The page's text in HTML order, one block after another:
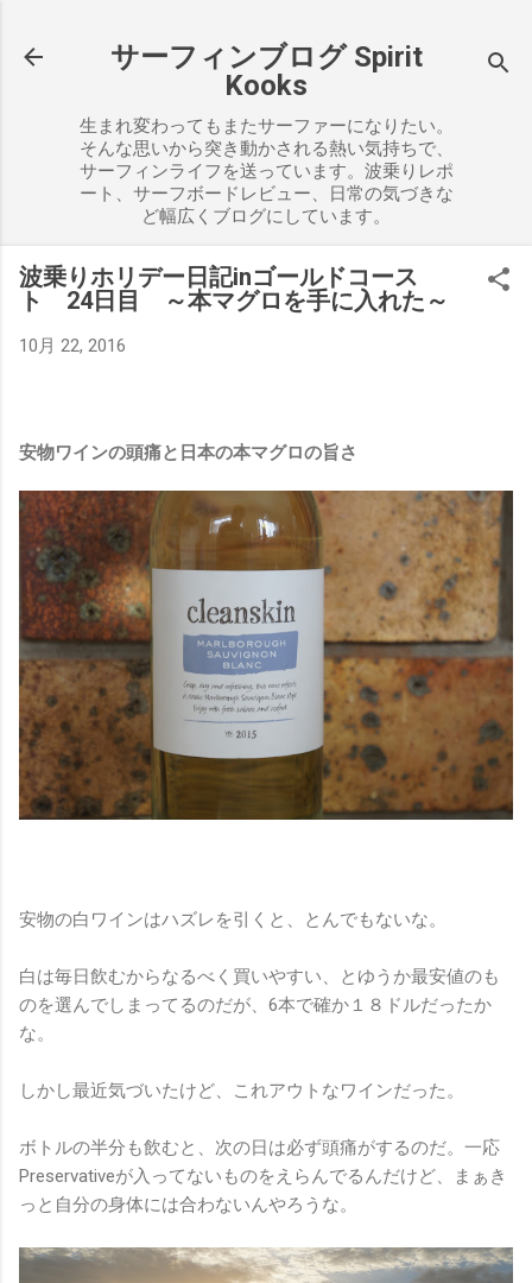
サーフィンブログ Spirit
Kooks
生まれ変わってもまたサーファーになりたい。
そんな思いから突き動かされる熱い気持ちで、
サーフィンライフを送っています。波乗りレポ
ート、サーフボードレビュー、日常の気づきな
ど幅広くブログにしています。
波乗りホリデー日記inゴールドコース
ト 24日目 ～本マグロを手に入れた～
10月 22, 2016
安物ワインの頭痛と日本の本マグロの旨さ
安物の白ワインはハズレを引くと、とんでもないな。
白は毎日飲むからなるべく買いやすい、とゆうか最安値のも
のを選んでしまってるのだが、6本で確か１８ドルだったか
な。
しかし最近気づいたけど、これアウトなワインだった。
ボトルの半分も飲むと、次の日は必ず頭痛がするのだ。一応
Preservativeが入ってないものをえらんでるんだけど、まぁき
っと自分の身体には合わないんやろうな。